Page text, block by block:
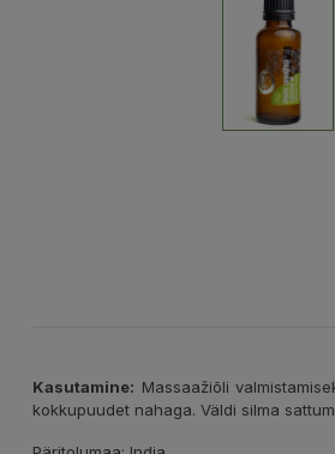
Kasutamine: Massaažiõli
kokkupuudet nahaga. Väldi silma